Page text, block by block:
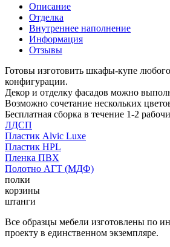
Описание
Отделка
Внутреннее наполнение
Информация
Отзывы
Готовы изготовить шкафы-купе
конфигурации.
Декор и отделку фасадов можно
Возможно сочетание нескольких
Бесплатная сборка в течение 1-2
ЛДСП
Пластик Alvic Luxe
Пластик HPL
Пленка ПВХ
Полотно АГТ (МДФ)
полки
корзины
штанги
Все образцы мебели изготовлены по
проекту в единственном экземпляре.